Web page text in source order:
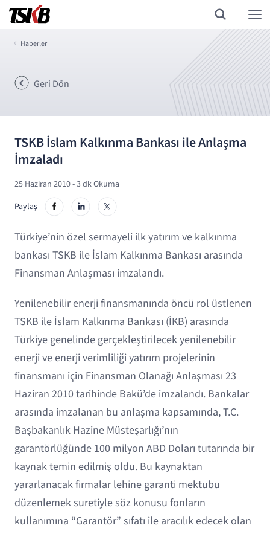
Haberler
Geri Dön
TSKB İslam Kalkınma Bankası ile Anlaşma
İmzaladı
25 Haziran 2010- 3 dk Okuma
Paylaş
Türkiye’nin özel sermayeli ilk yatırım ve kalkınma
bankası TSKB ile İslam Kalkınma Bankası arasında
Finansman Anlaşması imzalandı.
Yenilenebilir enerji finansmanında öncü rol üstlenen
TSKB ile İslam Kalkınma Bankası (İKB) arasında
Türkiye genelinde gerçekleştirilecek yenilenebilir
enerji ve enerji verimliliği yatırım projelerinin
finansmanı için Finansman Olanağı Anlaşması 23
Haziran 2010 tarihinde Bakü’de imzalandı. Bankalar
arasında imzalanan bu anlaşma kapsamında, T.C.
Başbakanlık Hazine Müsteşarlığı’nın
garantörlüğünde 100 milyon ABD Doları tutarında bir
kaynak temin edilmiş oldu. Bu kaynaktan
yararlanacak firmalar lehine garanti mektubu
düzenlemek suretiyle söz konusu fonların
kullanımına “Garantör” sıfatı ile aracılık edecek olan